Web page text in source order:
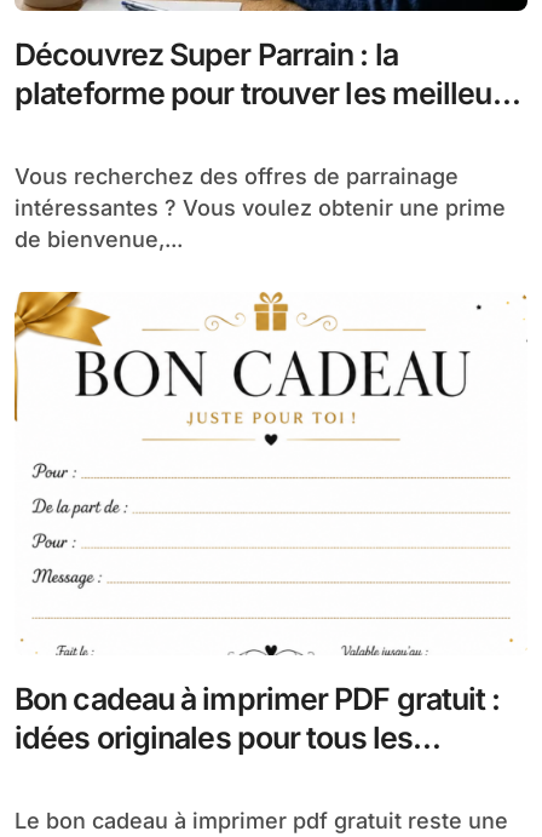
Découvrez Super Parrain : la
plateforme pour trouver les meilleurs
Vous recherchez des offres de parrainage
intéressantes ? Vous voulez obtenir une prime
de bienvenue,...
Bon cadeau à imprimer PDF gratuit :
idées originales pour tous les
Le bon cadeau à imprimer pdf gratuit reste une